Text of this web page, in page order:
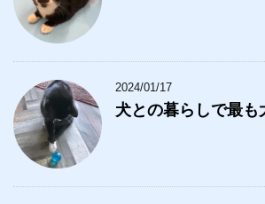
2024/01/17
犬との暮らしで最も